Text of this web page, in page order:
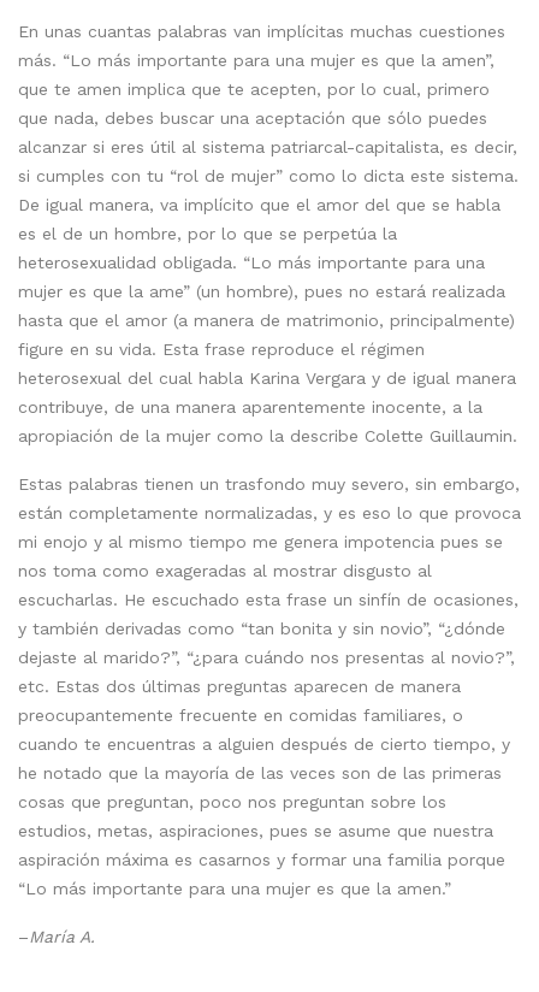
En unas cuantas palabras van implícitas muchas cuestiones
más. “Lo más importante para una mujer es que la amen”,
que te amen implica que te acepten, por lo cual, primero
que nada, debes buscar una aceptación que sólo puedes
alcanzar si eres útil al sistema patriarcal-capitalista, es decir,
si cumples con tu “rol de mujer” como lo dicta este sistema.
De igual manera, va implícito que el amor del que se habla
es el de un hombre, por lo que se perpetúa la
heterosexualidad obligada. “Lo más importante para una
mujer es que la ame” (un hombre), pues no estará realizada
hasta que el amor (a manera de matrimonio, principalmente)
figure en su vida. Esta frase reproduce el régimen
heterosexual del cual habla Karina Vergara y de igual manera
contribuye, de una manera aparentemente inocente, a la
apropiación de la mujer como la describe Colette Guillaumin.
Estas palabras tienen un trasfondo muy severo, sin embargo,
están completamente normalizadas, y es eso lo que provoca
mi enojo y al mismo tiempo me genera impotencia pues se
nos toma como exageradas al mostrar disgusto al
escucharlas. He escuchado esta frase un sinfín de ocasiones,
y también derivadas como “tan bonita y sin novio”, “¿dónde
dejaste al marido?”, “¿para cuándo nos presentas al novio?”,
etc. Estas dos últimas preguntas aparecen de manera
preocupantemente frecuente en comidas familiares, o
cuando te encuentras a alguien después de cierto tiempo, y
he notado que la mayoría de las veces son de las primeras
cosas que preguntan, poco nos preguntan sobre los
estudios, metas, aspiraciones, pues se asume que nuestra
aspiración máxima es casarnos y formar una familia porque
“Lo más importante para una mujer es que la amen.”
–María A.